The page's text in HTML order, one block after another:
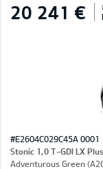
20 241 €
#E2604C029C45A 0001
Stonic 1,0 T-GDI LX Plus
Adventurous Green